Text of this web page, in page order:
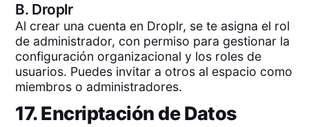
B. Droplr
Al crear una cuenta en Droplr, se te asigna el rol
de administrador, con permiso para gestionar la
configuración organizacional y los roles de
usuarios. Puedes invitar a otros al espacio como
miembros o administradores.
17. Encriptación de Datos